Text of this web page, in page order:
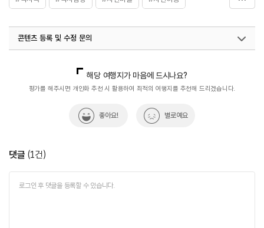
#휴식여행 #휴식하기
콘텐츠 등록 및 수정 문의
열린관광콘텐츠팀(열린관광-모두의여행)
033-738-3425
해당 여행지가 마음에 드시나요?
평가를 해주시면 개인화 추천 시 활용하여 최적의 여행지를 추천해 드리겠습니다.
좋아요! 별로예요
댓글 (1건)